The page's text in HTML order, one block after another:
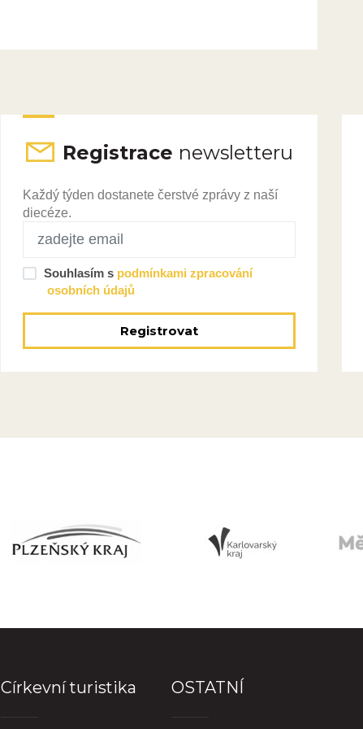
Registrace newsletteru
Každý týden dostanete čerstvé zprávy z naší
diecéze.
Souhlasím s podmínkami zpracování
osobních údajů
Registrovat
Církevní turistika OSTATNÍ